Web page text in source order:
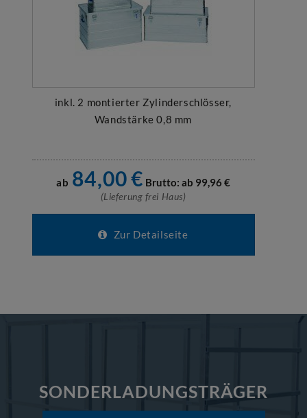
inkl. 2 montierter Zylinderschlösser,
Wandstärke 0,8 mm
ab 84,00€ Brutto: ab 99,96€
(Lieferung frei Haus)
Zur Detailseite
SONDERLADUNGSTRÄGER